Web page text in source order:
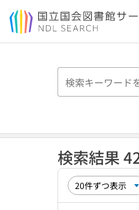
本文へ移動
検索結果